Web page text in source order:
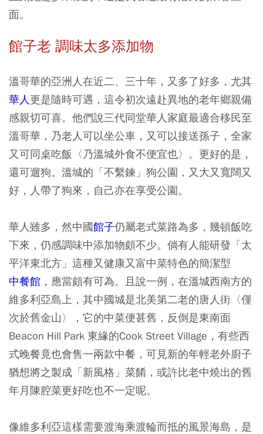
面。
館子老 調味太多添加物
溫哥華的亞洲人在近二、三十年，又多了好多，尤其
華人更是隨時可遇，這令初次遠赴異地的老年鄉親備
感親切可喜。他們說三代同堂華人家庭最適合移民至
溫哥華，乃老人可以坐公車，又可以接送孫子，全家
又可同桌吃飯〈乃溫城外食不便宜也〉。更好的是，
還可遛狗。溫城的「不繫鍊」狗公園，又大又寬闊又
好，人帶了狗來，自己亦在享受公園。
華人雖多，然中國館子仍屬老式菜路為多，幾頓飯吃
下來，仍感調味中添加物頗不少。倘有人能研發「太
平洋東北方」這種又健康又富中菜特色的簡潔型
中餐館 ，應當頗有可為。且說一例，在溫城西南方的
維多利亞島上，其中國城是北美第二老的唐人街〈僅
次於舊金山〉，它的中菜便甚舊，反倒是東南面
Beacon Hill Park 東緣的Cook Street Village，有些西
式晚餐竟也會售一兩款中餐，可見新的年輕老外廚子
猶想將之製成「新風格」菜餚，或許比老中燒出的舊
年月陳腔菜更好吃也不一定呢。
像維多利亞這樣需要渡海乘渡輪而抵的風景海島，是